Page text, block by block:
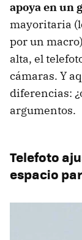
apoya en un
mayoritaria
por un
alta, el
cámaras. Y
diferencias:
argumentos.
Telefoto
espacio